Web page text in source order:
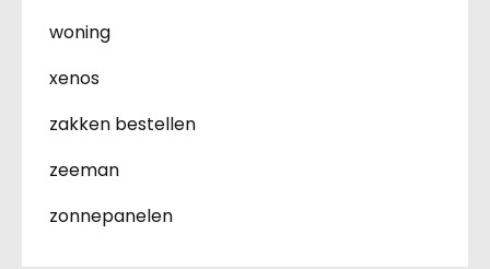
woning
xenos
zakken bestellen
zeeman
zonnepanelen